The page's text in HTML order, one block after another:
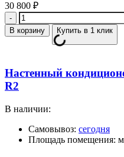
30 800 ₽
Количество
В корзину Купить в 1 клик
Настенный
R2
В наличии:
Самовывоз: сегодня
Площадь помещения: